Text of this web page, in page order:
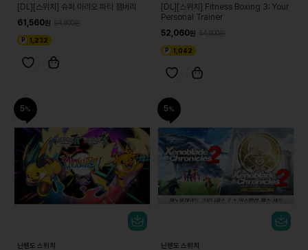
[DL][스위치] 슈퍼 마리오 파티 잼버리
61,560
64,800
1,232
[DL][스위치] Fitness Boxing 3: Your
Personal Trainer
52,060
54,800
1,042
5
닌텐도 스위치
5
닌텐도 스위치